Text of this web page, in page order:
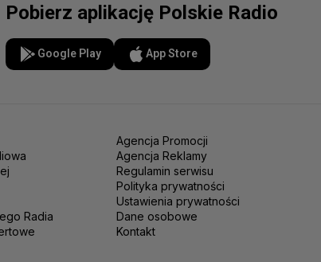
Pobierz aplikację Polskie Radio
Google Play App Store
Radia
Agencja Promocji
Agencja Reklamy
Regulamin serwisu
Polityka prywatności
Ustawienia prywatności
Dane osobowe
Kontakt